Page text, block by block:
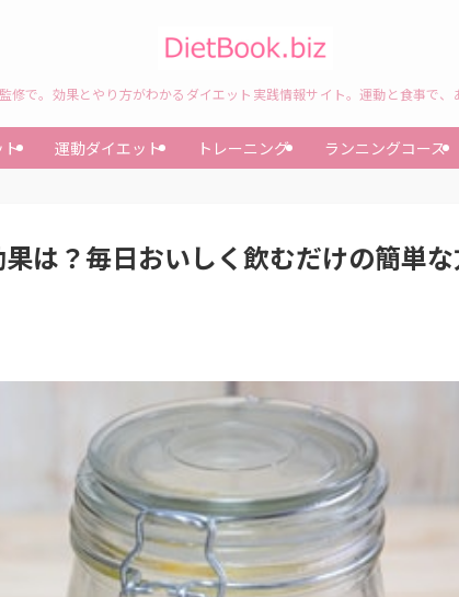
修で。効果とやり方がわかるダイエット実践情報サイト。運動と食事で、
ト 運動ダイエット トレーニング ランニングコース
は？毎日おいしく飲むだけの簡単